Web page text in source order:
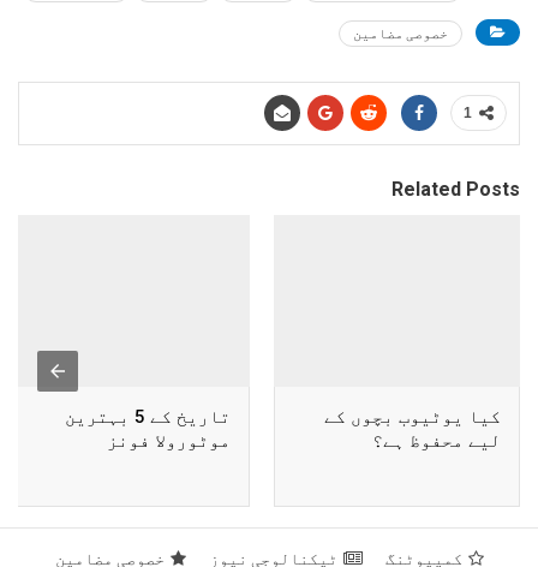
خصوصی مضامین
1
Related Posts
کیا یوٹیوب بچوں کے
لیے محفوظ ہے؟
تاریخ کے 5 بہترین
موٹورولا فونز
کمپیوٹنگ ٹیکنالوجی نیوز خصوصی مضامین